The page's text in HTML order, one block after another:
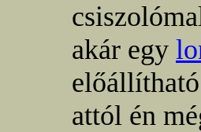
akár egy
attól én